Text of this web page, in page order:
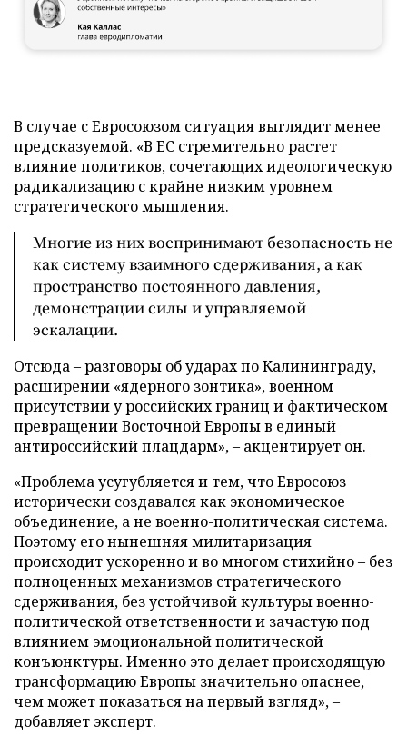
В случае с Евросоюзом ситуация выглядит менее
предсказуемой. «В ЕС стремительно растет
влияние политиков, сочетающих идеологическую
радикализацию с крайне низким уровнем
стратегического мышления.
Многие из них воспринимают безопасность не
как систему взаимного сдерживания, а как
пространство постоянного давления,
демонстрации силы и управляемой
эскалации.
Отсюда – разговоры об ударах по Калининграду,
расширении «ядерного зонтика», военном
присутствии у российских границ и фактическом
превращении Восточной Европы в единый
антироссийский плацдарм», – акцентирует он.
«Проблема усугубляется и тем, что Евросоюз
исторически создавался как экономическое
объединение, а не военно-политическая система.
Поэтому его нынешняя милитаризация
происходит ускоренно и во многом стихийно – без
полноценных механизмов стратегического
сдерживания, без устойчивой культуры военно-
политической ответственности и зачастую под
влиянием эмоциональной политической
конъюнктуры. Именно это делает происходящую
трансформацию Европы значительно опаснее,
чем может показаться на первый взгляд», –
добавляет эксперт.